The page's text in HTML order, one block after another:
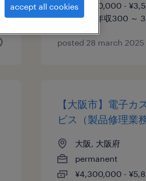
¥3,000,000 -
year, 年収300 ～
posted 28 march 2025
【大阪市】電子カ
ビス（製品修理業務
大阪, 大阪府
permanent
¥4,300,000 -
accept all cookies